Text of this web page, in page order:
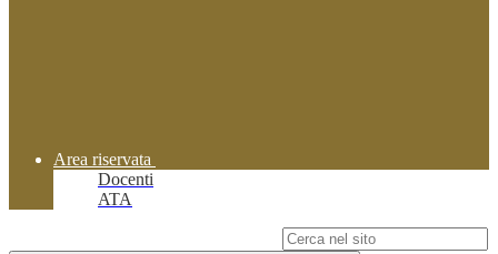
Area riservata
Docenti
ATA